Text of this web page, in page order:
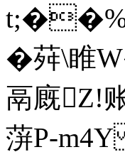
� 荈\睢
鬲廐Z!
蓱P-